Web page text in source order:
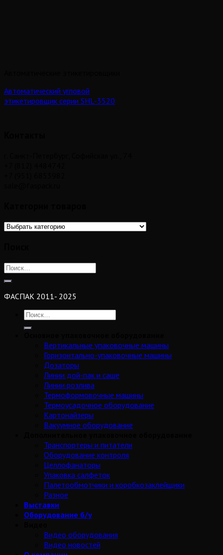
Автоматический угловой
этикетировщик серии SHL-3520
ФАСПАК 2011- 2025
Вертикальные упаковочные машины
Горизонтально-упаковочные машины
Дозаторы
Линии дой-пак и саше
Линии розлива
Термоформовочные машины
Термоусадочное оборудование
Картонайзеры
Вакуумное оборудование
Транспортеры и питатели
Оборудование контроля
Целлофанаторы
Упаковка салфеток
Палетообмотчики и коробкозаклейщики
Разное
Выставки
Оборудование б/у
Видео оборудования
Видео новостей